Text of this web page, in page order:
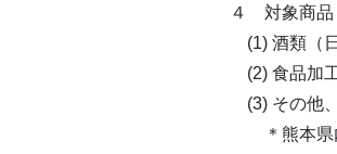
(1) 酒類（
(2) 食品加
(3) その他
＊熊本県内